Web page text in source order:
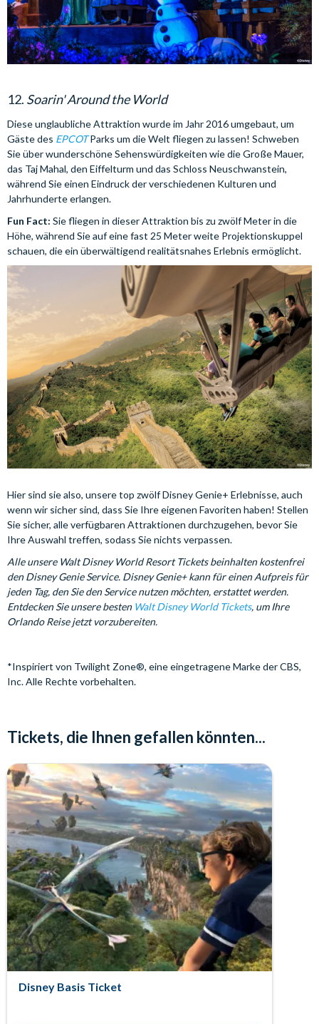
12. Soarin' Around the World
Diese unglaubliche Attraktion wurde im Jahr 2016 umgebaut, um
Gäste des EPCOT Parks um die Welt fliegen zu lassen! Schweben
Sie über wunderschöne Sehenswürdigkeiten wie die Große Mauer,
das Taj Mahal, den Eiffelturm und das Schloss Neuschwanstein,
während Sie einen Eindruck der verschiedenen Kulturen und
Jahrhunderte erlangen.
Fun Fact: Sie fliegen in dieser Attraktion bis zu zwölf Meter in die
Höhe, während Sie auf eine fast 25 Meter weite Projektionskuppel
schauen, die ein überwältigend realitätsnahes Erlebnis ermöglicht.
Hier sind sie also, unsere top zwölf Disney Genie+ Erlebnisse, auch
wenn wir sicher sind, dass Sie Ihre eigenen Favoriten haben! Stellen
Sie sicher, alle verfügbaren Attraktionen durchzugehen, bevor Sie
Ihre Auswahl treffen, sodass Sie nichts verpassen.
Alle unsere Walt Disney World Resort Tickets beinhalten kostenfrei
den Disney Genie Service. Disney Genie+ kann für einen Aufpreis für
jeden Tag, den Sie den Service nutzen möchten, erstattet werden.
Entdecken Sie unsere besten Walt Disney World Tickets, um Ihre
Orlando Reise jetzt vorzubereiten.
*Inspiriert von Twilight Zone®, eine eingetragene Marke der CBS,
Inc. Alle Rechte vorbehalten.
Tickets, die Ihnen gefallen könnten...
Disney Basis Ticket